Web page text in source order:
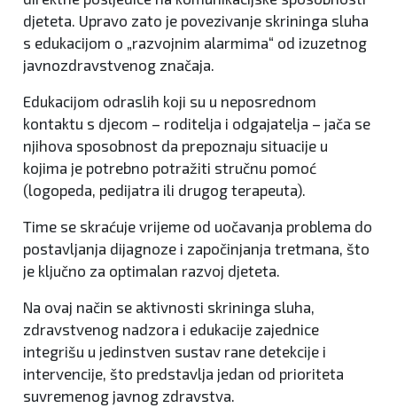
djeteta. Upravo zato je povezivanje skrininga sluha
s edukacijom o „razvojnim alarmima“ od izuzetnog
javnozdravstvenog značaja.
Edukacijom odraslih koji su u neposrednom
kontaktu s djecom – roditelja i odgajatelja – jača se
njihova sposobnost da prepoznaju situacije u
kojima je potrebno potražiti stručnu pomoć
(logopeda, pedijatra ili drugog terapeuta).
Time se skraćuje vrijeme od uočavanja problema do
postavljanja dijagnoze i započinjanja tretmana, što
je ključno za optimalan razvoj djeteta.
Na ovaj način se aktivnosti skrininga sluha,
zdravstvenog nadzora i edukacije zajednice
integrišu u jedinstven sustav rane detekcije i
intervencije, što predstavlja jedan od prioriteta
suvremenog javnog zdravstva.